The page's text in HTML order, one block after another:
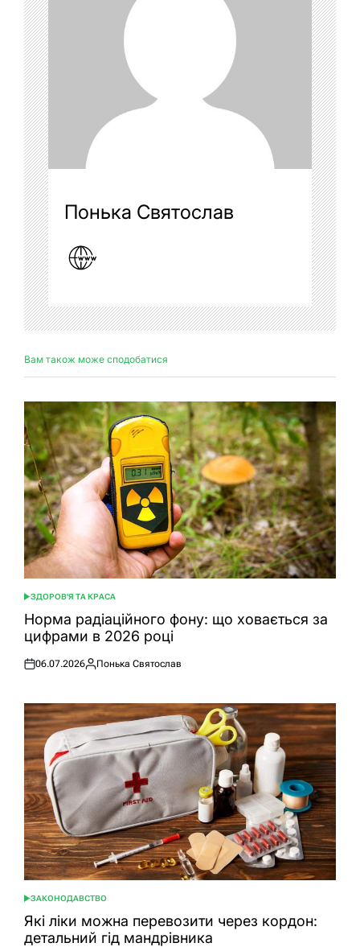
Понька Святослав
Вам також може сподобатися
ОПУБЛІКУВАТИ
У
ЗДОРОВ'Я ТА КРАСА
Норма радіаційного фону: що ховається за
цифрами в 2026 році
Оприлюднено
06.07.2026
Опубліковано
Понька Святослав
ОПУБЛІКУВАТИ
У
ЗАКОНОДАВСТВО
Які ліки можна перевозити через кордон:
детальний гід мандрівника